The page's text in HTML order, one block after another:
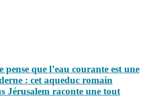
pense que l’eau courante est une
: cet aqueduc romain
Jérusalem raconte une tout